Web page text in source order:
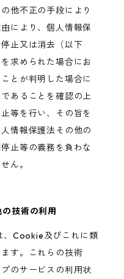
他不正の手段により
により、個人情報保
止又は消去（以下
求められた場合にお
とが判明した場合に
あることを確認の上
等を行い、その旨を
情報保護法その他の
止等の義務を負わな
ん。
技術の利用
、Cookie及びこれに類
す。これらの技術
のサービスの利用状